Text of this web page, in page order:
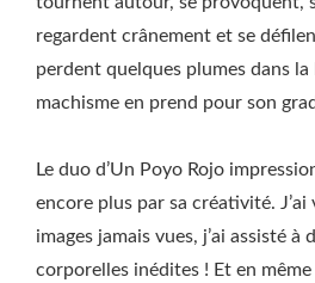
regardent crânement et se
perdent quelques plumes dans
machisme en prend pour son
Le duo d’Un Poyo Rojo
encore plus par sa créativité. J’ai
images jamais vues, j’ai assisté à
corporelles inédites ! Et en